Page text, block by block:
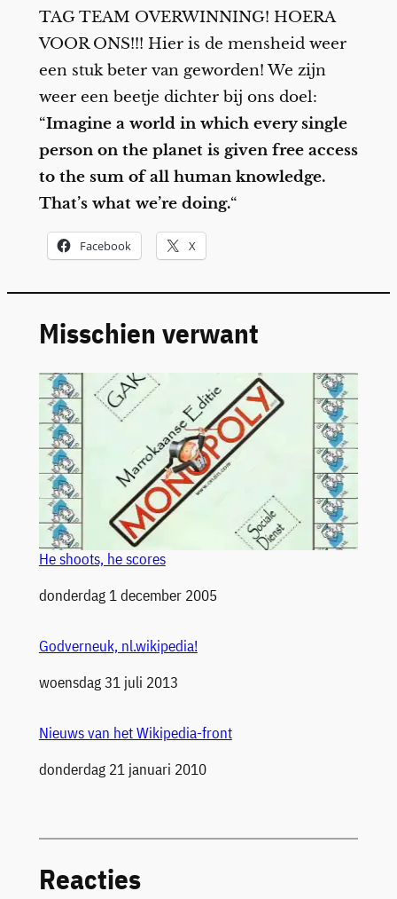
TAG TEAM OVERWINNING! HOERA
VOOR ONS!!! Hier is de mensheid weer
een stuk beter van geworden! We zijn
weer een beetje dichter bij ons doel:
“Imagine a world in which every single
person on the planet is given free access
to the sum of all human knowledge.
That’s what we’re doing.“
Facebook X
Misschien verwant
He shoots, he scores
Datum
donderdag 1 december 2005
Godverneuk, nl.wikipedia!
Datum
woensdag 31 juli 2013
Nieuws van het Wikipedia-front
Datum
donderdag 21 januari 2010
Reacties